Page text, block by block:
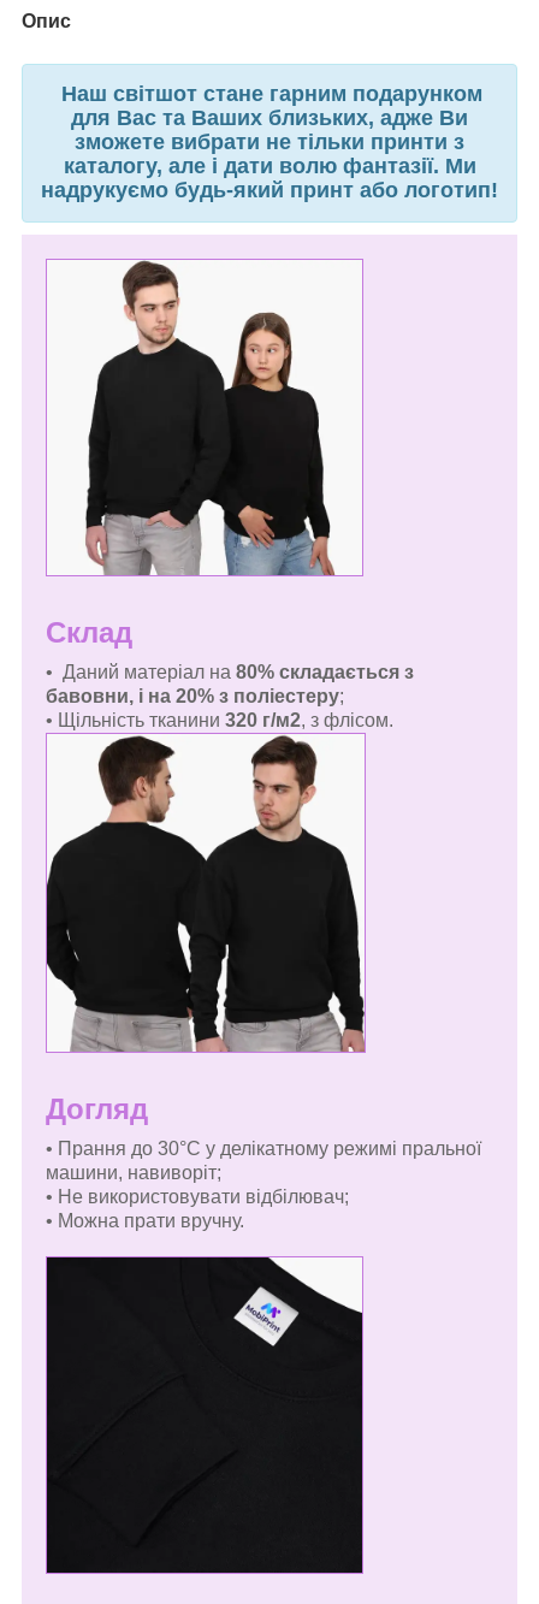
Опис
Наш світшот стане гарним подарунком
для Вас та Ваших близьких, адже Ви
зможете вибрати не тільки принти з
каталогу, але і дати волю фантазії. Ми
надрукуємо будь-який принт або логотип!
Склад
• Даний матеріал на 80% складається з
бавовни, і на 20% з поліестеру;
• Щільність тканини 320 г/м2, з флісом.
Догляд
• Прання до 30°C у делікатному режимі пральної
машини, навиворіт;
• Не використовувати відбілювач;
• Можна прати вручну.